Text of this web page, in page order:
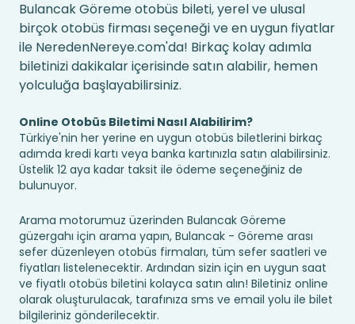
Bulancak Göreme otobüs bileti, yerel ve ulusal
birçok otobüs firması seçeneği ve en uygun fiyatlar
ile NeredenNereye.com'da! Birkaç kolay adımla
biletinizi dakikalar içerisinde satın alabilir, hemen
yolculuğa başlayabilirsiniz.
Online Otobüs Biletimi Nasıl Alabilirim?
Türkiye'nin her yerine en uygun otobüs biletlerini birkaç
adımda kredi kartı veya banka kartınızla satın alabilirsiniz.
Üstelik 12 aya kadar taksit ile ödeme seçeneğiniz de
bulunuyor.
Arama motorumuz üzerinden Bulancak Göreme
güzergahı için arama yapın, Bulancak - Göreme arası
sefer düzenleyen otobüs firmaları, tüm sefer saatleri ve
fiyatları listelenecektir. Ardından sizin için en uygun saat
ve fiyatlı otobüs biletini kolayca satın alın! Biletiniz online
olarak oluşturulacak, tarafınıza sms ve email yolu ile bilet
bilgileriniz gönderilecektir.